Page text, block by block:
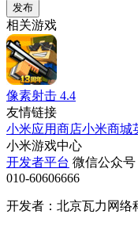
发布
相关游戏
像素射击 4.4
友情链接
小米应用商店小米商城
小米游戏中心
开发者平台 微信公众号
010-60606666
开发者：北京瓦力网络